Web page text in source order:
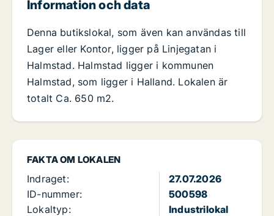
FAKTA OM LOKALEN
Indraget:
27.07.2026
ID-nummer:
500598
Lokaltyp:
Industrilokal
Information och data
Denna butikslokal, som även kan användas till
Lager eller Kontor, ligger på Linjegatan i
Halmstad. Halmstad ligger i kommunen
Halmstad, som ligger i Halland. Lokalen är
totalt Ca. 650 m2.